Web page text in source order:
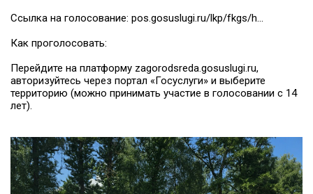
Ссылка на голосование: pos.gosuslugi.ru/lkp/fkgs/h...
Как проголосовать:
Перейдите на платформу zagorodsreda.gosuslugi.ru,
авторизуйтесь через портал «Госуслуги» и выберите
территорию (можно принимать участие в голосовании с 14
лет).